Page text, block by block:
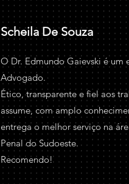
Scheila De Souza
O Dr. Edmundo Gaievski é um
Advogado.
Ético, transparente e fiel aos
assume, com amplo
entrega o melhor serviço na
Penal do Sudoeste.
Recomendo!